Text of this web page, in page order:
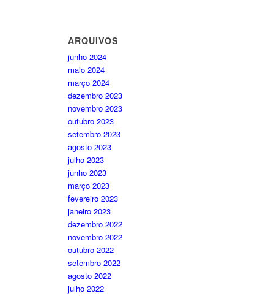
ARQUIVOS
junho 2024
maio 2024
março 2024
dezembro 2023
novembro 2023
outubro 2023
setembro 2023
agosto 2023
julho 2023
junho 2023
março 2023
fevereiro 2023
janeiro 2023
dezembro 2022
novembro 2022
outubro 2022
setembro 2022
agosto 2022
julho 2022